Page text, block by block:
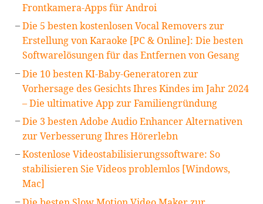
Frontkamera-Apps für Androi
Die 5 besten kostenlosen Vocal Removers zur
Erstellung von Karaoke [PC & Online]: Die besten
Softwarelösungen für das Entfernen von Gesang
Die 10 besten KI-Baby-Generatoren zur
Vorhersage des Gesichts Ihres Kindes im Jahr 2024
– Die ultimative App zur Familiengründung
Die 3 besten Adobe Audio Enhancer Alternativen
zur Verbesserung Ihres Hörerlebn
Kostenlose Videostabilisierungssoftware: So
stabilisieren Sie Videos problemlos [Windows,
Mac]